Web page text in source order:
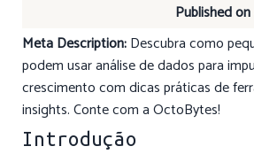
Published on
Meta Description:Descubra como
podem usar análise de dados para
crescimento com dicas práticas de
insights. Conte com a OctoBytes!
Introdução